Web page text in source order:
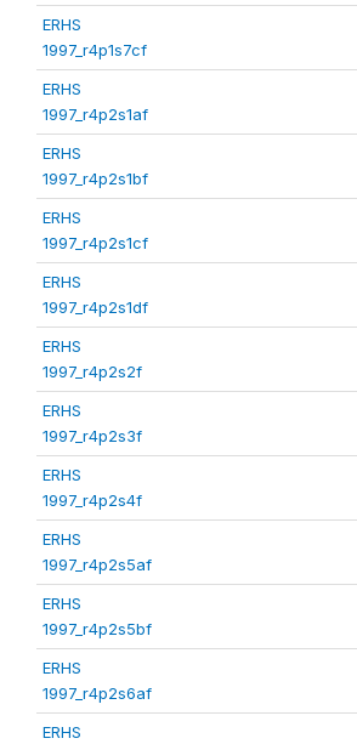
ERHS
1997_r4p1s7cf
ERHS
1997_r4p2s1af
ERHS
1997_r4p2s1bf
ERHS
1997_r4p2s1cf
ERHS
1997_r4p2s1df
ERHS
1997_r4p2s2f
ERHS
1997_r4p2s3f
ERHS
1997_r4p2s4f
ERHS
1997_r4p2s5af
ERHS
1997_r4p2s5bf
ERHS
1997_r4p2s6af
ERHS